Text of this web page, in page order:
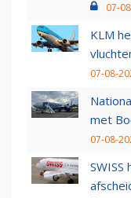
07-
KLM
07-08-
met
07-08-